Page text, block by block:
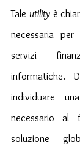
Tale utility è
necessaria
servizi
informatiche.
individuare
necessario al
soluzione